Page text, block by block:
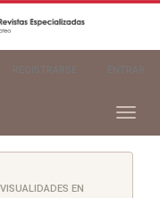
Toggle
EN